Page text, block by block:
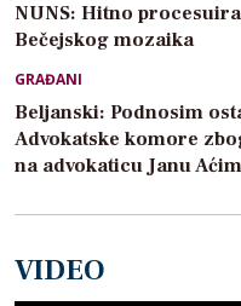
NUNS: Hitno
Bečejskog mozaika
GRAĐANI
Beljanski: Podnosim
Advokatske komore
na advokaticu Janu
VIDEO